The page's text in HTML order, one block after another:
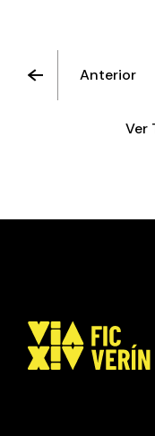
Anterior
Ver